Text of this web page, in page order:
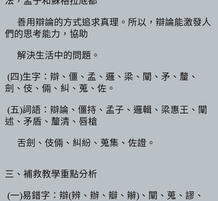
善用辯論的方式追求真理。所以，辯論能激發人
們的思考能力，協助
解決生活中的問題。
(四)生字：辯、僵、孟、邏、梁、闡、矛、釐、
劍、伎、倆、糾、蒐、佐。
(五)詞語：辯論、僵持、孟子、邏輯、梁惠王、闡
述、矛盾、釐清、唇槍
舌劍、伎倆、糾紛、蒐集、佐證。
三、補救教學重點分析
(一)易錯字：辯(辨、辦、瓣、辮) 、闡、蒐、謬、